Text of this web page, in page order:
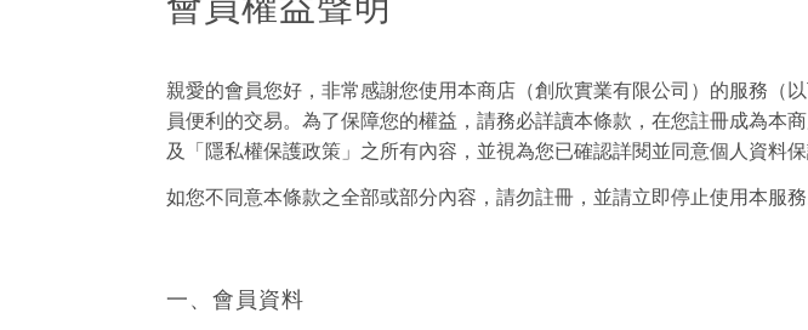
親愛的會員您好，非常感謝您使用本商店（創欣實業有限公司）的服務（
員便利的交易。為了保障您的權益，請務必詳讀本條款，在您註冊成為
及「隱私權保護政策」之所有內容，並視為您已確認詳閱並同意個人資料保
如您不同意本條款之全部或部分內容，請勿註冊，並請立即停止使用本服
一、會員資料